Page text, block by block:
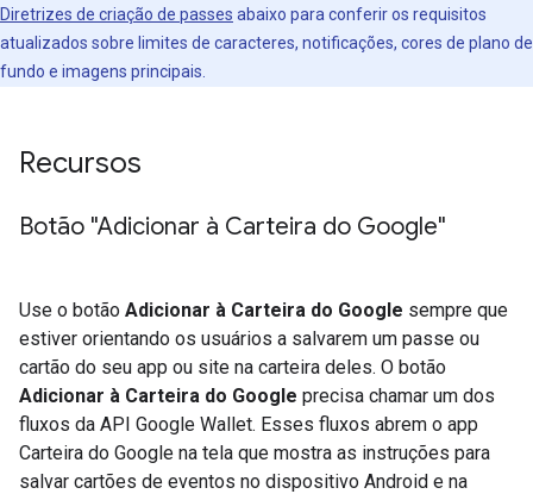
Diretrizes de criação de passes abaixo para conferir os requisitos
atualizados sobre limites de caracteres, notificações, cores de plano de
fundo e imagens principais.
Recursos
Botão "Adicionar à Carteira do Google"
Use o botão Adicionar à Carteira do Google sempre que
estiver orientando os usuários a salvarem um passe ou
cartão do seu app ou site na carteira deles. O botão
Adicionar à Carteira do Google precisa chamar um dos
fluxos da API Google Wallet. Esses fluxos abrem o app
Carteira do Google na tela que mostra as instruções para
salvar cartões de eventos no dispositivo Android e na